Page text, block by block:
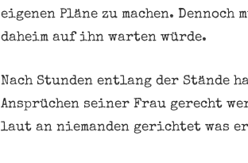
eigenen Pläne zu machen.
daheim auf ihn warten würde.
Nach Stunden entlang der Stände
Ansprüchen seiner Frau gerecht
laut an niemanden gerichtet was